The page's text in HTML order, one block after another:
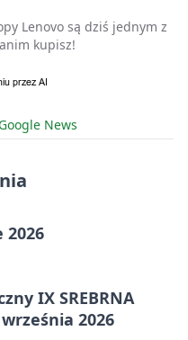
Lenovo są dziś jednym z
kupisz!
Google News
2026
IX SREBRNA
2026